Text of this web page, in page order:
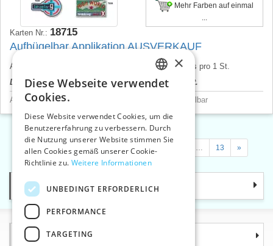
Mehr Farben auf einmal
Karten Nr.: 18715
Aufbügelbar Applikation AUSVERKAUF
Applikation aufbügelbar, verschiedene Motiven. Preis pro 1 St.
Der Produktpreis wird nach dem Login angezeigt.
Aufnäher, Anwendung, Flicken, Bündchen
Aufbügelbar
« 13 »
Kategorie
Informationen
CZECH
ENGLISH
×
Diese Webseite verwendet
Cookies.
Diese Website verwendet Cookies, um die
Benutzererfahrung zu verbessern. Durch
die Nutzung unserer Website stimmen Sie
allen Cookies gemäß unserer Cookie-
Richtlinie zu. Weitere Informationen
UNBEDINGT ERFORDERLICH
PERFORMANCE
TARGETING